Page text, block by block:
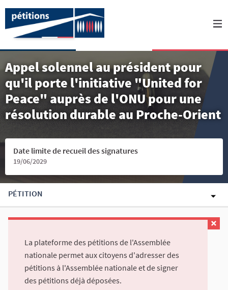
Appel solennel au président pour
qu'il porte l'initiative "United for
Peace" auprès de l'ONU pour une
résolution durable au Proche-Orient
Date limite de recueil des signatures
19/06/2029
PÉTITION
La plateforme des pétitions de l'Assemblée
nationale permet aux citoyens d'adresser des
pétitions à l'Assemblée nationale et de signer
des pétitions déjà déposées.